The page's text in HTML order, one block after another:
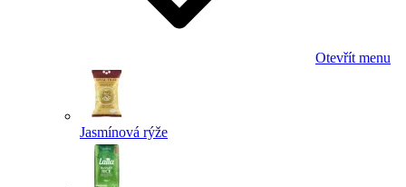
Otevřít menu
Jasmínová rýže